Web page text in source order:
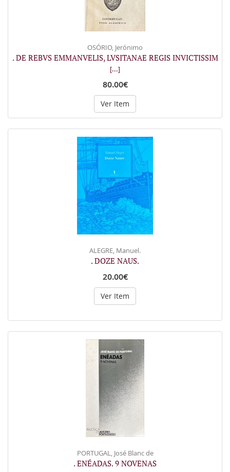
OSÓRIO, Jerónimo
. DE REBVS EMMANVELIS, LVSITANAE REGIS INVICTISSIM
[...]
80.00€
Ver Item
ALEGRE, Manuel.
. DOZE NAUS.
20.00€
Ver Item
PORTUGAL, José Blanc de
. ENÉADAS. 9 NOVENAS